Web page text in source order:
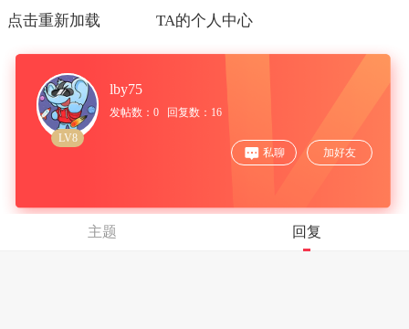
点击重新加载 TA的个人中心
LV8
lby75
发帖数：0 回复数：16
私聊 加好友
主题 回复